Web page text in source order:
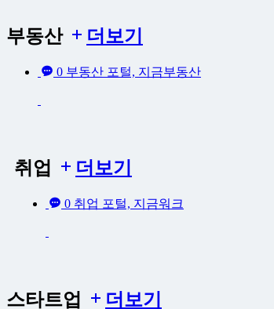
부동산 더보기
0 부동산 포털, 지금부동산
취업 더보기
0 취업 포털, 지금워크
스타트업 더보기